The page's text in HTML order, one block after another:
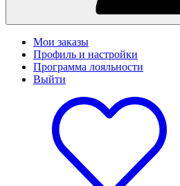
Мои заказы
Профиль и настройки
Программа лояльности
Выйти